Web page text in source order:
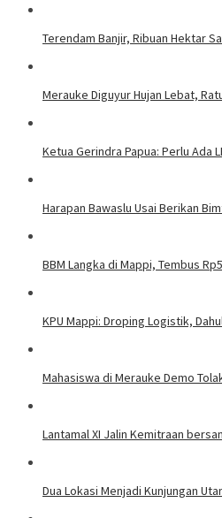
Terendam Banjir, Ribuan Hektar
Merauke Diguyur Hujan Lebat,
Ketua Gerindra Papua: Perlu Ada
Harapan Bawaslu Usai Berikan
BBM Langka di Mappi, Tembus
KPU Mappi: Droping Logistik,
Mahasiswa di Merauke Demo
Lantamal XI Jalin Kemitraan
Dua Lokasi Menjadi Kunjungan